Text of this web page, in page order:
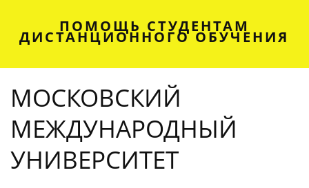
ПОМОЩЬ СТУДЕНТАМ
ДИСТАНЦИОННОГО ОБУЧЕНИЯ
МОСКОВСКИЙ
МЕЖДУНАРОДНЫЙ
УНИВЕРСИТЕТ